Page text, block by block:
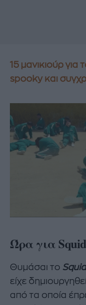
15 μανικιούρ για
spooky και
Ώρα για
Θυμάσαι το
είχε
από τα οποία